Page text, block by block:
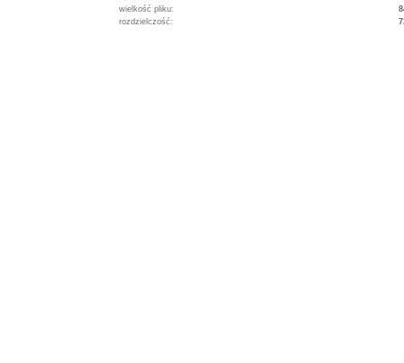
wielkość pliku:
rozdzielczość: